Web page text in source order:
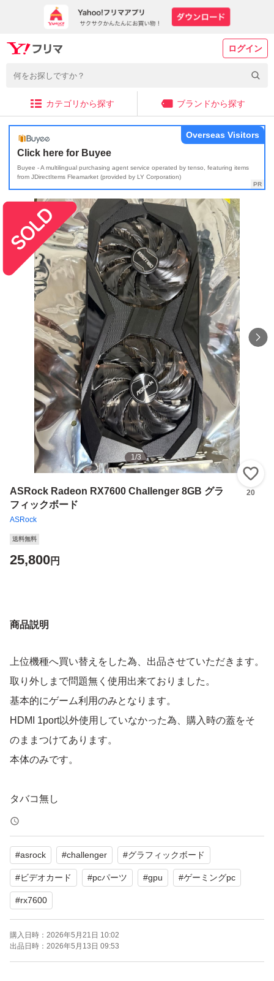
ログイン
カテゴリから探す ブランドから探す
Click here for Buyee
Buyee - A multilingual purchasing agent service operated by tenso, featuring items
from JDirectItems Fleamarket (provided by LY Corporation)
Overseas Visitors
1/3
ASRock Radeon RX7600 Challenger 8GB グラ
フィックボード
ASRock
20
送料無料
25,800円
商品説明
上位機種へ買い替えをした為、出品させていただきます。
取り外しまで問題無く使用出来ておりました。
基本的にゲーム利用のみとなります。
HDMI 1port以外使用していなかった為、購入時の蓋をそ
のままつけてあります。
本体のみです。
タバコ無し
ペット無し
グラフィックボード ASRock Radeon RX 7600 Challenge
r 8GB OC RX7600 CL 8GO 8GB/GDDR6/DPx3 HDMIx1
ブランド：ー
#asrock #challenger #グラフィックボード
#ビデオカード #pcパーツ #gpu #ゲーミングpc
#rx7600
購入日時： 2026年5月21日 10:02
出品日時： 2026年5月13日 09:53